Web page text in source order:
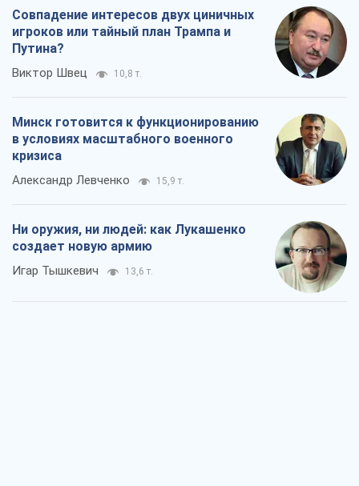
Совпадение интересов двух циничных
игроков или тайный план Трампа и
Путина?
Виктор Швец 10,8 т.
Минск готовится к функционированию
в условиях масштабного военного
кризиса
Александр Левченко 15,9 т.
Ни оружия, ни людей: как Лукашенко
создает новую армию
Игар Тышкевич 13,6 т.